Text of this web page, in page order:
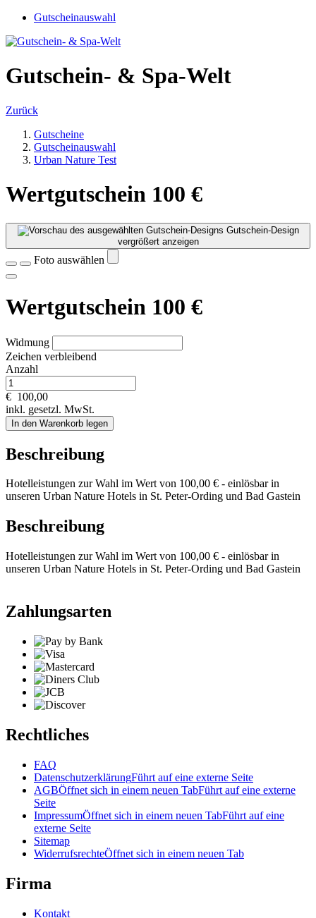
Gutscheinauswahl
Gutschein- & Spa-Welt
Zurück
Gutscheine
Gutscheinauswahl
Urban Nature Test
Wertgutschein 100 €
Gutschein-Design
vergrößert anzeigen
Foto auswählen
Wertgutschein 100 €
Widmung
Zeichen verbleibend
Anzahl
€ 100,00
inkl. gesetzl. MwSt.
In den Warenkorb legen
Beschreibung
Hotelleistungen zur Wahl im Wert von 100,00 € - einlösbar in
unseren Urban Nature Hotels in St. Peter-Ording und Bad Gastein
Beschreibung
Hotelleistungen zur Wahl im Wert von 100,00 € - einlösbar in
unseren Urban Nature Hotels in St. Peter-Ording und Bad Gastein
Zahlungsarten
Rechtliches
FAQ
DatenschutzerklärungFührt auf eine externe Seite
AGBÖffnet sich in einem neuen TabFührt auf eine externe
Seite
ImpressumÖffnet sich in einem neuen TabFührt auf eine
externe Seite
Sitemap
WiderrufsrechteÖffnet sich in einem neuen Tab
Firma
Kontakt